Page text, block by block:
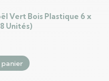
Vert Bois Plastique 6 x
Unités)